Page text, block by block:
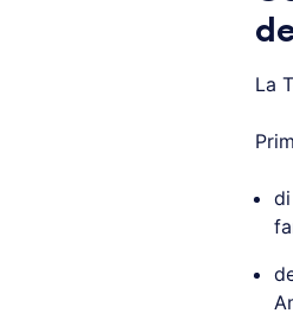
La
di